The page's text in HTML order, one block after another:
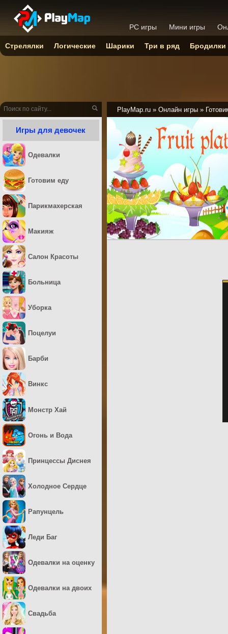
PlayMap.ru » Онлайн игры »
Игры для девочек
Одевалки
Готовим еду
Парикмахерская
Макияж
Салон Красоты
Больница
Уборка
Поцелуи
Барби
Винкс
Монстр Хай
Огонь и Вода
Принцессы Диснея
Холодное Сердце
Рапунцель
Леди Баг
Одевалки на оценку
Одевалки на двоих
Свадьба
PC игры Мини игры
Стрелялки Логические Шарики Три в ряд Бродилки